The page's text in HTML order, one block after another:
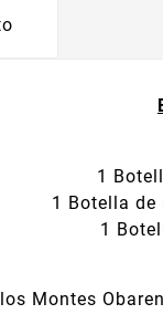
1
1 Botella
1
Montes